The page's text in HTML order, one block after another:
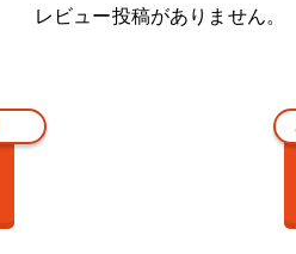
レビュー投稿がありません。